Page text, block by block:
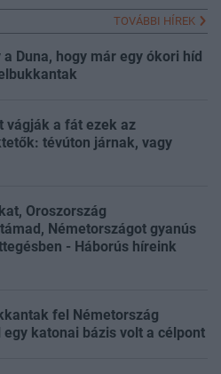
TOVÁBBI HÍREK
Duna, hogy már egy ókori híd
vágják a fát ezek az
tévúton járnak, vagy
Oroszország
Németországot gyanús
- Háborús híreink
fel Németország
katonai bázis volt a célpont